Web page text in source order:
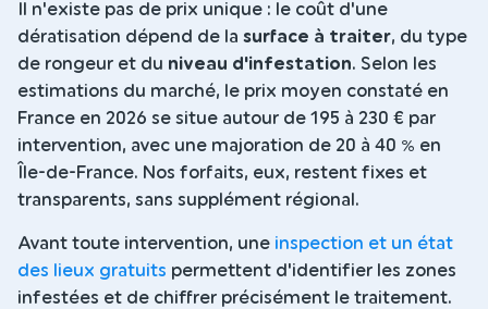
Il n'existe pas de prix unique : le coût d'une
dératisation dépend de la surface à traiter, du type
de rongeur et du niveau d'infestation. Selon les
estimations du marché, le prix moyen constaté en
France en 2026 se situe autour de 195 à 230 € par
intervention, avec une majoration de 20 à 40 % en
Île-de-France. Nos forfaits, eux, restent fixes et
transparents, sans supplément régional.
Avant toute intervention, une inspection et un état
des lieux gratuits permettent d'identifier les zones
infestées et de chiffrer précisément le traitement.